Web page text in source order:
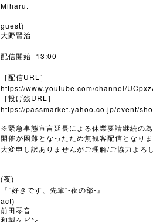
Miharu.
guest)
大野賢治
配信開始 13:00
［配信URL ］
https://www.youtube.com/channel/
［投げ銭URL ］
https://passmarket.yahoo.co.jp/event/
※緊急事態宣言延長による休業要請継続の為
開催が困難となったため無観客配信となりま
大変申し訳ありませんがご理解/ご協力よろ
(夜)
『”好きです、先輩"-夜の部-』
act)
前田琴音